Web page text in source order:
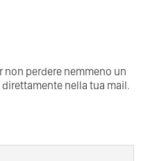
perdere nemmeno un
direttamente nella tua mail.